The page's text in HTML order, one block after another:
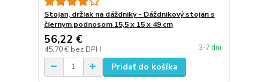
Stojan, držiak na dáždniky - Dáždnikový stojan s
čiernym podnosom 15,5 x 15 x 49 cm
56,22 €
45,70 € bez DPH 3-7 dni
Pridať do košíka